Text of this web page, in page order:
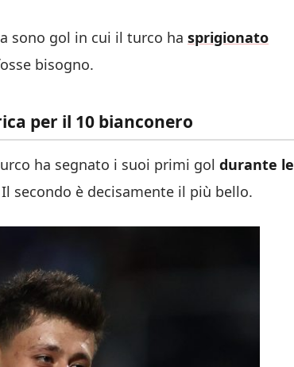
sono gol in cui il turco ha sprigionato
bisogno.
per il 10 bianconero
ha segnato i suoi primi gol durante le
secondo è decisamente il più bello.